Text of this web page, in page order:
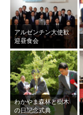
アルゼンチン大使歓
迎昼食会
わかやま森林と樹木
の日記念式典